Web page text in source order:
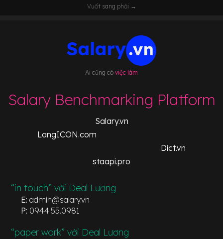
Vuốt sang phải →
Ai cũng có việc làm
Salary Benchmarking Platform
Salary.vn
LangICON.com
Dict.vn
staapi.pro
“in touch” với Deal Lương
E: admin@salary.vn
P: 0944.55.0981
“paper work” với Deal Lương